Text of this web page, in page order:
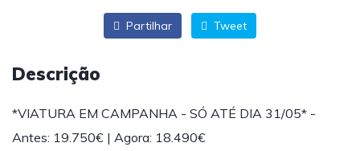
Partilhar Tweet
Descrição
*VIATURA EM CAMPANHA - SÓ ATÉ DIA 31/05* -
Antes: 19.750€ | Agora: 18.490€